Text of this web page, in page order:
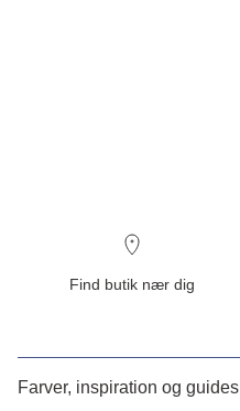
Find butik nær dig
Farver, inspiration og guides